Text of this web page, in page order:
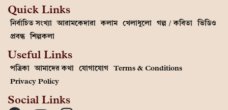
Quick Links
নির্বাচিত সংখ্যা আরামকেদারা কলাম খেলাধুলো গল্প / কবিতা ভিডিও
প্রবন্ধ শিল্পকলা
Useful Links
পত্রিকা আমাদের কথা যোগাযোগ Terms & Conditions
Privacy Policy
Social Links